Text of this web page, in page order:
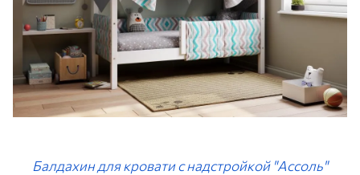
Балдахин для кровати с надстройкой "Ассоль"